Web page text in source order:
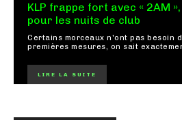
KLP frappe fort avec « 2AM
pour les nuits de club
Certains morceaux n'ont pas besoin
premières mesures, on sait
LIRE LA SUITE